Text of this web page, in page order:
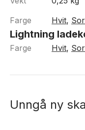
Farge
Hvit,
Lightning
Farge Hvit,
Unngå ny